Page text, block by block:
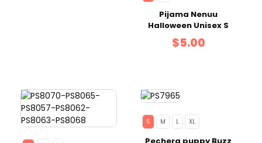
Pijama Nenuu
Halloween Unisex S
$5.00
S M L XL
Pechera puppy Buzz